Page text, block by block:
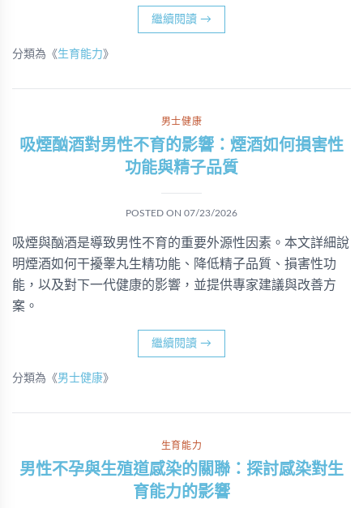
繼續閱讀 →
分類為《生育能力》
男士健康
吸煙酗酒對男性不育的影響：煙酒如何損害性
功能與精子品質
POSTED ON 07/23/2026
吸煙與酗酒是導致男性不育的重要外源性因素。本文詳細說
明煙酒如何干擾睾丸生精功能、降低精子品質、損害性功
能，以及對下一代健康的影響，並提供專家建議與改善方
案。
繼續閱讀 →
分類為《男士健康》
生育能力
男性不孕與生殖道感染的關聯：探討感染對生
育能力的影響